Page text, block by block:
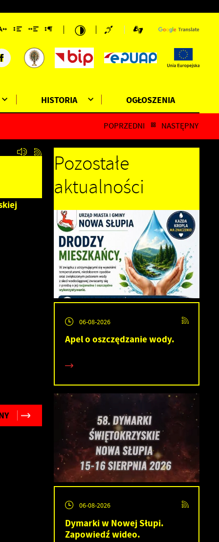
HISTORIA OGŁOSZENIA
POPRZEDNI NASTĘPNY
Pozostałe
aktualności
06-08-2026
Apel o oszczędzanie wody.
06-08-2026
Dymarki w Nowej Słupi.
Zapowiedź wideo.